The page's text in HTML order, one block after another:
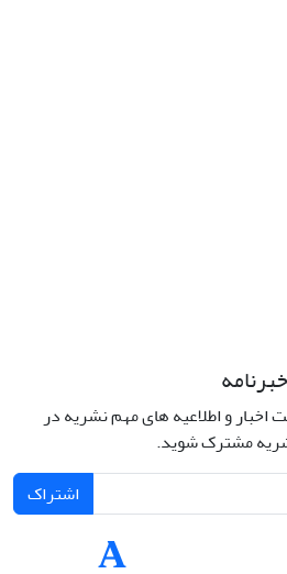
اخبار و اطلاعیه های مهم نشریه در
مشترک شوید.
اشتراک